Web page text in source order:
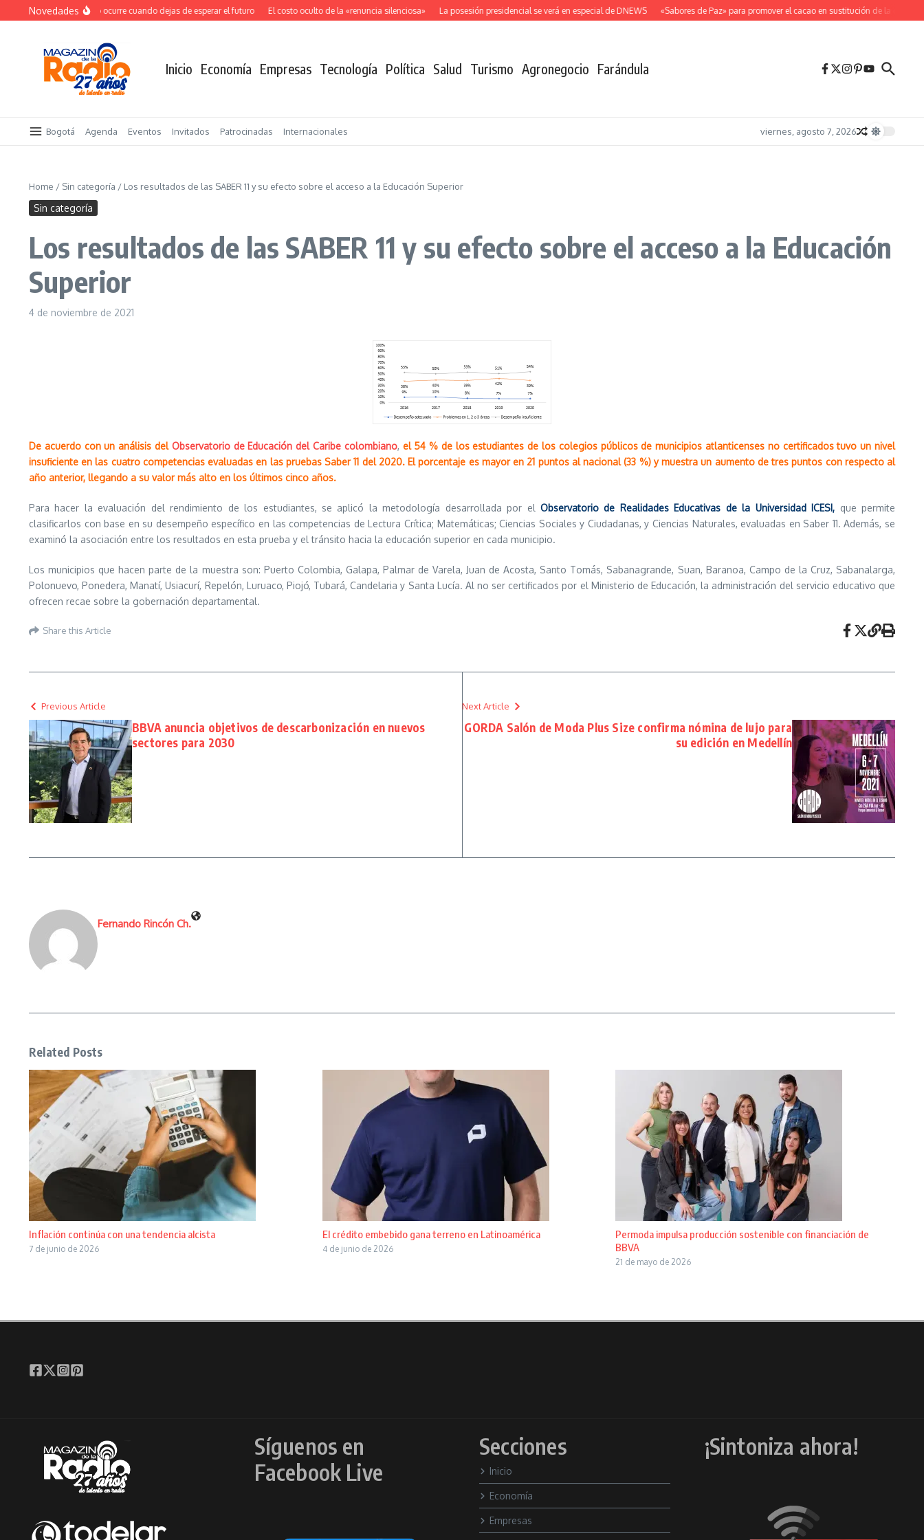
Saltar al contenido
Novedades
El verdadero salto ocurre cuando dejas de esperar el futuro El costo oculto de la «renuncia silenciosa» La posesión presidencial se verá en especial de DNEWS «Sabores de Paz» para promover el cacao en sustitución de la coca
Inicio Economía Empresas Tecnología Política Salud Turismo Agronegocio Farándula
Bogotá Agenda Eventos Invitados Patrocinadas Internacionales viernes, agosto 7, 2026
Home / Sin categoría / Los resultados de las SABER 11 y su efecto sobre el acceso a la Educación Superior
Sin categoría
Los resultados de las SABER 11 y su efecto sobre el acceso a la Educación
Superior
4 de noviembre de 2021
De acuerdo con un análisis del Observatorio de Educación del Caribe colombiano, el 54 % de los estudiantes de los colegios públicos de municipios atlanticenses no certificados tuvo un nivel
insuficiente en las cuatro competencias evaluadas en las pruebas Saber 11 del 2020. El porcentaje es mayor en 21 puntos al nacional (33 %) y muestra un aumento de tres puntos con respecto al
año anterior, llegando a su valor más alto en los últimos cinco años.
Para hacer la evaluación del rendimiento de los estudiantes, se aplicó la metodología desarrollada por elObservatorio de Realidades Educativas de la Universidad ICESI, que permite
clasificarlos con base en su desempeño específico en las competencias de Lectura Crítica; Matemáticas; Ciencias Sociales y Ciudadanas, y Ciencias Naturales, evaluadas en Saber 11. Además, se
examinó la asociación entre los resultados en esta prueba y el tránsito hacia la educación superior en cada municipio.
Los municipios que hacen parte de la muestra son: Puerto Colombia, Galapa, Palmar de Varela, Juan de Acosta, Santo Tomás, Sabanagrande, Suan, Baranoa, Campo de la Cruz, Sabanalarga,
Polonuevo, Ponedera, Manatí, Usiacurí, Repelón, Luruaco, Piojó, Tubará, Candelaria y Santa Lucía. Al no ser certificados por el Ministerio de Educación, la administración del servicio educativo que
ofrecen recae sobre la gobernación departamental.
Share this Article
Previous Article
BBVA anuncia objetivos de descarbonización en nuevos
sectores para 2030
Next Article
GORDA Salón de Moda Plus Size confirma nómina de lujo para
su edición en Medellín
Fernando Rincón Ch.
Related Posts
Inflación continúa con una tendencia alcista
7 de junio de 2026
El crédito embebido gana terreno en Latinoamérica
4 de junio de 2026
Permoda impulsa producción sostenible con financiación de
BBVA
21 de mayo de 2026
Síguenos en
Facebook Live
Secciones
Inicio
Economía
Empresas
¡Sintoniza ahora!